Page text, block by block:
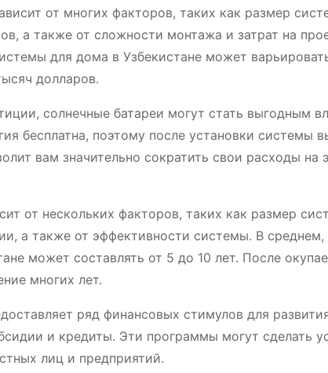
от многих факторов, таких как размер
а также от сложности монтажа и затрат на
для дома в Узбекистане может
долларов.
солнечные батареи могут стать выгодным
бесплатна, поэтому после установки системы
вам значительно сократить свои расходы на
от нескольких факторов, таких как размер
а также от эффективности системы. В среднем,
может составлять от 5 до 10 лет. После
многих лет.
ряд финансовых стимулов для
и кредиты. Эти программы могут сделать
лиц и предприятий.